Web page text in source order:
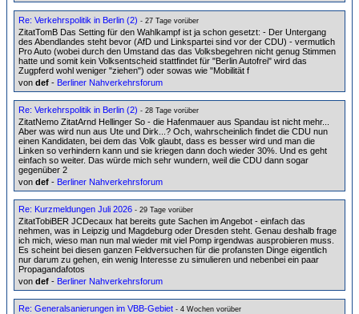
Re: Verkehrspolitik in Berlin (2) - 27 Tage vorüber
ZitatTomB Das Setting für den Wahlkampf ist ja schon gesetzt: - Der Untergang
des Abendlandes steht bevor (AfD und Linkspartei sind vor der CDU) - vermutlich
Pro Auto (wobei durch den Umstand das das Volksbegehren nicht genug Stimmen
hatte und somit kein Volksentscheid stattfindet für "Berlin Autofrei" wird das
Zugpferd wohl weniger "ziehen") oder sowas wie "Mobilität f
von def - Berliner Nahverkehrsforum
Re: Verkehrspolitik in Berlin (2) - 28 Tage vorüber
ZitatNemo ZitatArnd Hellinger So - die Hafenmauer aus Spandau ist nicht mehr...
Aber was wird nun aus Ute und Dirk...? Och, wahrscheinlich findet die CDU nun
einen Kandidaten, bei dem das Volk glaubt, dass es besser wird und man die
Linken so verhindern kann und sie kriegen dann doch wieder 30%. Und es geht
einfach so weiter. Das würde mich sehr wundern, weil die CDU dann sogar
gegenüber 2
von def - Berliner Nahverkehrsforum
Re: Kurzmeldungen Juli 2026 - 29 Tage vorüber
ZitatTobiBER JCDecaux hat bereits gute Sachen im Angebot - einfach das
nehmen, was in Leipzig und Magdeburg oder Dresden steht. Genau deshalb frage
ich mich, wieso man nun mal wieder mit viel Pomp irgendwas ausprobieren muss.
Es scheint bei diesen ganzen Feldversuchen für die profansten Dinge eigentlich
nur darum zu gehen, ein wenig Interesse zu simulieren und nebenbei ein paar
Propagandafotos
von def - Berliner Nahverkehrsforum
Re: Generalsanierungen im VBB-Gebiet - 4 Wochen vorüber